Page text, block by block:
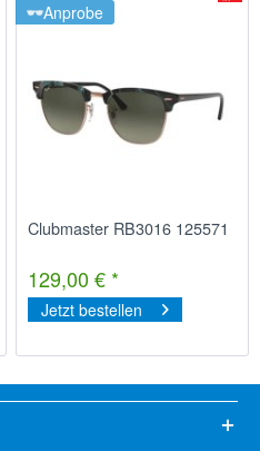
Anprobe
Clubmaster RB3016 125571
129,00 € *
Jetzt bestellen